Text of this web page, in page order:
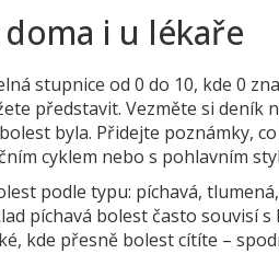
i u lékaře
stupnice od 0 do 10, kde 0
představit. Vezměte si deník
byla. Přidejte poznámky,
cyklem nebo s pohlavním
podle typu: píchavá,
píchavá bolest často souvisí
kde přesně bolest cítíte –